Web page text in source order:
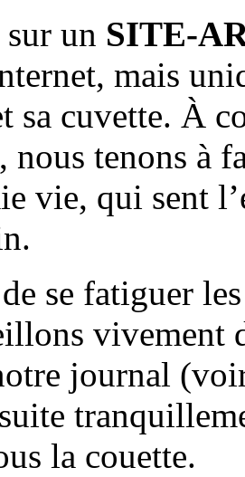
un SITE-
mais
sa cuvette. À
nous tenons à
vie, qui sent
se fatiguer
vivement
journal
la couette.